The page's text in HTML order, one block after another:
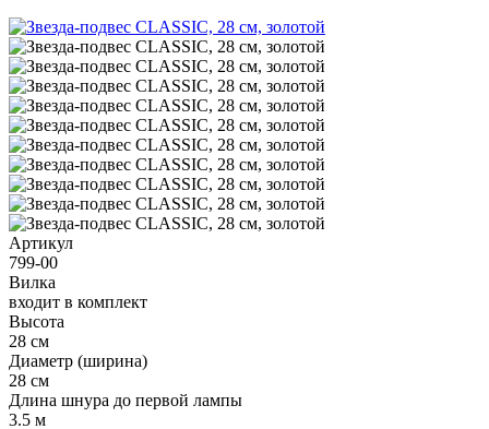
Артикул
799-00
Вилка
входит в комплект
Высота
28 см
Диаметр (ширина)
28 см
Длина шнура до первой лампы
3.5 м